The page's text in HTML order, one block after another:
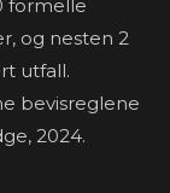
formelle
og nesten 2
utfall.
bevisreglene
2024.